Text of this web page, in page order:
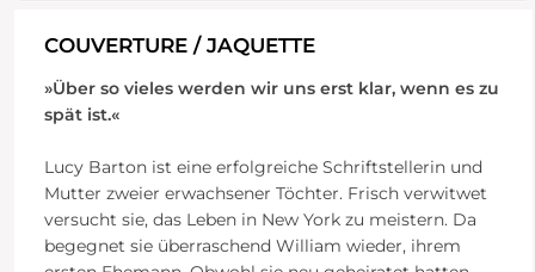
COUVERTURE / JAQUETTE
»Über so vieles werden wir uns erst klar, wenn es zu
spät ist.«
Lucy Barton ist eine erfolgreiche Schriftstellerin und
Mutter zweier erwachsener Töchter. Frisch verwitwet
versucht sie, das Leben in New York zu meistern. Da
begegnet sie überraschend William wieder, ihrem